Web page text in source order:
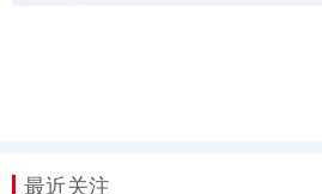
最近关注